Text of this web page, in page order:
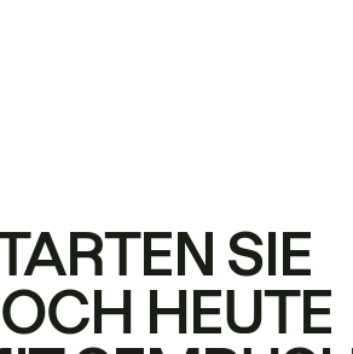
SIE
HEUTE